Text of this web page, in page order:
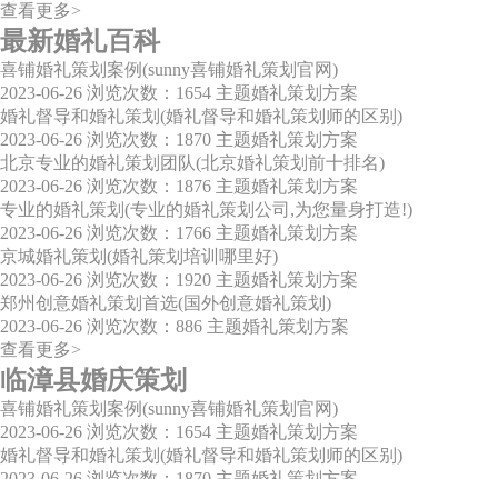
查看更多>
最新婚礼百科
喜铺婚礼策划案例(sunny喜铺婚礼策划官网)
2023-06-26 浏览次数：1654 主题婚礼策划方案
婚礼督导和婚礼策划(婚礼督导和婚礼策划师的区别)
2023-06-26 浏览次数：1870 主题婚礼策划方案
北京专业的婚礼策划团队(北京婚礼策划前十排名)
2023-06-26 浏览次数：1876 主题婚礼策划方案
专业的婚礼策划(专业的婚礼策划公司,为您量身打造!)
2023-06-26 浏览次数：1766 主题婚礼策划方案
京城婚礼策划(婚礼策划培训哪里好)
2023-06-26 浏览次数：1920 主题婚礼策划方案
郑州创意婚礼策划首选(国外创意婚礼策划)
2023-06-26 浏览次数：886 主题婚礼策划方案
查看更多>
临漳县婚庆策划
喜铺婚礼策划案例(sunny喜铺婚礼策划官网)
2023-06-26 浏览次数：1654 主题婚礼策划方案
婚礼督导和婚礼策划(婚礼督导和婚礼策划师的区别)